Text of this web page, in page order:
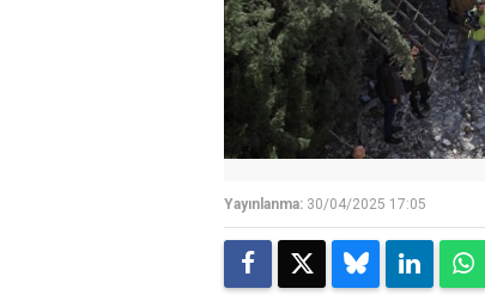
Yayınlanma: 30/04/2025 17:05